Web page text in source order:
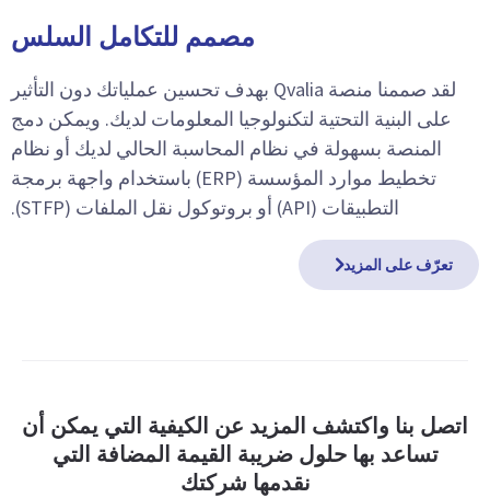
مصمم للتكامل السلس
لقد صممنا منصة Qvalia بهدف تحسين عملياتك دون التأثير
على البنية التحتية لتكنولوجيا المعلومات لديك. ويمكن دمج
المنصة بسهولة في نظام المحاسبة الحالي لديك أو نظام
تخطيط موارد المؤسسة (ERP) باستخدام واجهة برمجة
التطبيقات (API) أو بروتوكول نقل الملفات (STFP).
تعرّف على المزيد
اتصل بنا واكتشف المزيد عن الكيفية التي يمكن أن
تساعد بها حلول ضريبة القيمة المضافة التي
نقدمها شركتك